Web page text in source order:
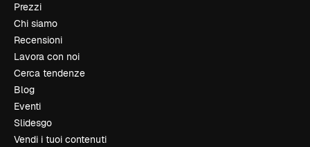
Prezzi
Chi siamo
Recensioni
Lavora con noi
Cerca tendenze
Blog
Eventi
Slidesgo
Vendi i tuoi contenuti